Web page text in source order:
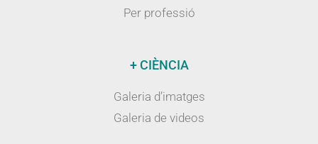
Per professió
+ CIÈNCIA
Galeria d’imatges
Galeria de videos